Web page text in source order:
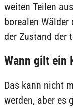
weiten Teilen
borealen Wälder
der Zustand der
Wann gilt ein
Das kann nicht
werden, aber es